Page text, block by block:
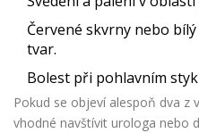
Červené skvrny nebo
tvar.
Bolest při pohlavním
Pokud se objeví alespoň dva z
vhodné navštívit urologa nebo